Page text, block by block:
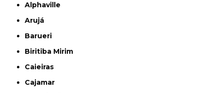
Alphaville
Arujá
Barueri
Biritiba Mirim
Caieiras
Cajamar